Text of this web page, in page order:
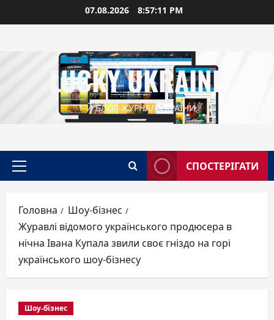
до
07.08.2026 8:57:12 PM
LUCKY UKRAINE
1-Й БЛОГ-ЖУРНАЛ УКРАЇНИ
Головне
СПОСТЕРІГАТИ
Головна
Шоу-бізнес
Журавлі відомого українського продюсера в
нічна Івана Купала звили своє гніздо на горі
українського шоу-бізнесу
Шоу-бізнес